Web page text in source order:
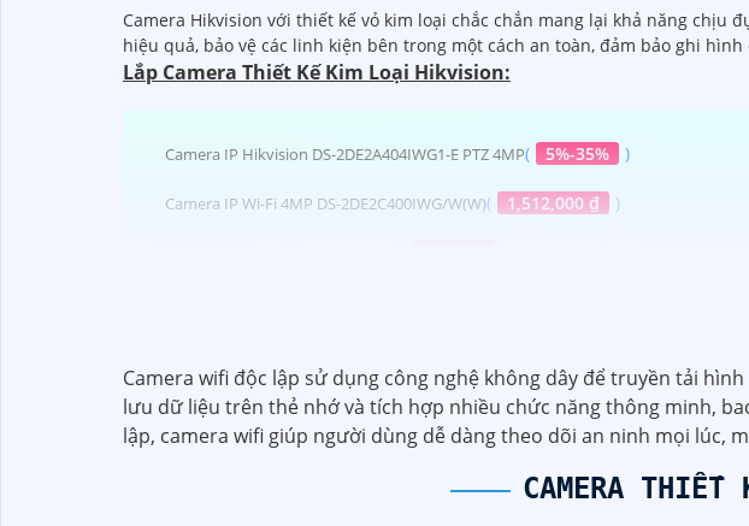
Camera Hikvision với thiết kế vỏ kim loại chắc chắn mang lại khả năng
hiệu quả, bảo vệ các linh kiện bên trong một cách an toàn, đảm bảo ghi
Lắp Camera Thiết Kế Kim Loại Hikvision:
Camera IP Hikvision DS-2DE2A404IWG1-E PTZ 4MP( 5%-35% )
Camera IP Wi-Fi 4MP DS-2DE2C400IWG/W(W)( 1,512,000 ₫ )
Dĩ nhiên, dưới đây là một mẫu văn bản giới thiệu dành cho dự án
Camera wifi độc lập sử dụng công nghệ không dây để truyền tải
lưu dữ liệu trên thẻ nhớ và tích hợp nhiều chức năng thông minh,
lập, camera wifi giúp người dùng dễ dàng theo dõi an ninh mọi lúc,
CAMERA